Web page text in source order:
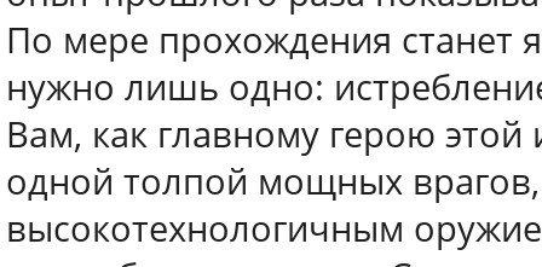
По мере прохождения станет
нужно лишь одно:
Вам, как главному герою этой
одной толпой мощных
высокотехнологичным